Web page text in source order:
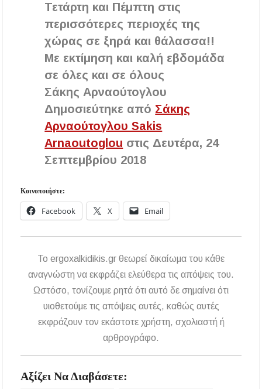
Τετάρτη και Πέμπτη στις
περισσότερες περιοχές της
χώρας σε ξηρά και θάλασσα!!
Με εκτίμηση και καλή εβδομάδα
σε όλες και σε όλους
Σάκης Αρναούτογλου
Δημοσιεύτηκε από Σάκης
Αρναούτογλου Sakis
Arnaoutoglou στις Δευτέρα, 24
Σεπτεμβρίου 2018
Κοινοποιήστε:
Facebook X Email
To ergoxalkidikis.gr θεωρεί δικαίωμα του κάθε
αναγνώστη να εκφράζει ελεύθερα τις απόψεις του.
Ωστόσο, τονίζουμε ρητά ότι αυτό δε σημαίνει ότι
υιοθετούμε τις απόψεις αυτές, καθώς αυτές
εκφράζουν τον εκάστοτε χρήστη, σχολιαστή ή
αρθρογράφο.
Αξίζει Να Διαβάσετε: